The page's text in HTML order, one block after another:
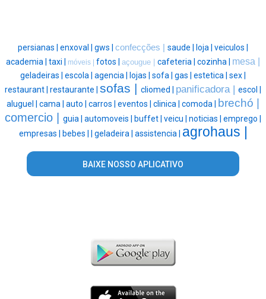
persianas | enxoval | gws | confecções | saude | loja | veiculos |
academia | taxi | móveis | fotos | açougue | cafeteria | cozinha | mesa |
geladeiras | escola | agencia | lojas | sofa | gas | estetica | sex |
restaurant | restaurante | sofas | cliomed | panificadora | escol |
aluguel | cama | auto | carros | eventos | clinica | comoda | brechó |
comercio | guia | automoveis | buffet | veicu | noticias | emprego |
empresas |
bebes | geladeira | assistencia | agrohaus |
BAIXE NOSSO APLICATIVO